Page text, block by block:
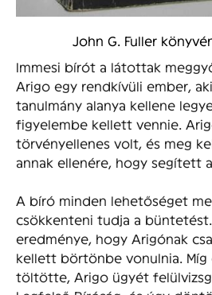
John G. Fuller
Immesi bírót a látottak
Arigo egy rendkívüli ember,
tanulmány alanya kellene
figyelembe kellett vennie.
törvényellenes volt, és meg
annak ellenére, hogy segített
A bíró minden lehetőséget
csökkenteni tudja a
eredménye, hogy Arigónak
kellett börtönbe vonulnia.
töltötte, Arigo ügyét